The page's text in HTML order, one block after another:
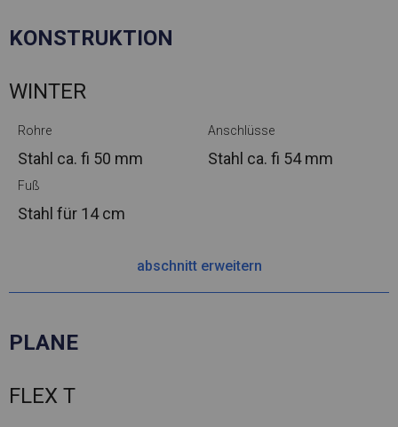
KONSTRUKTION
WINTER
Rohre
Stahl ca. fi 50 mm
Anschlüsse
Stahl ca. fi 54 mm
Fuß
Stahl für 14 cm
abschnitt erweitern
PLANE
FLEX T